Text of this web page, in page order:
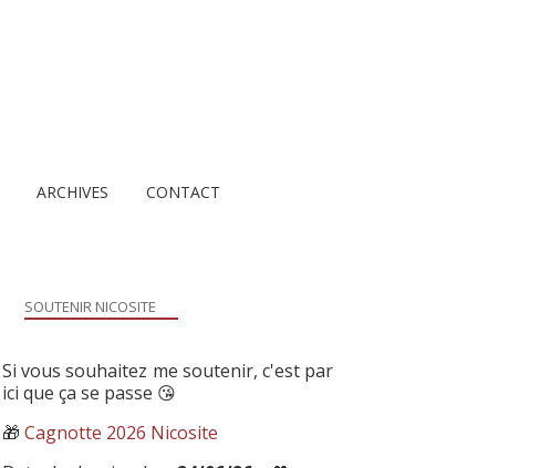
ARCHIVES CONTACT
SOUTENIR NICOSITE
Si vous souhaitez me soutenir, c'est par
ici que ça se passe 😘
🎁 Cagnotte 2026 Nicosite